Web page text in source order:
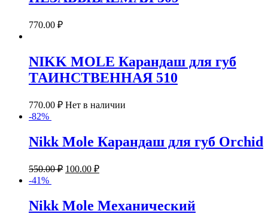
770.00 ₽
NIKK MOLE Карандаш для губ
ТАИНСТВЕННАЯ 510
770.00 ₽ Нет в наличии
-82%
Nikk Mole Карандаш для губ Orchid
550.00₽ 100.00 ₽
-41%
Nikk Mole Механический